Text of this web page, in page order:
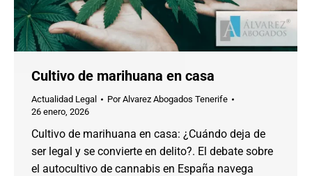
Cultivo de marihuana en casa
Actualidad Legal PorAlvarez Abogados Tenerife
26 enero, 2026
Cultivo de marihuana en casa: ¿Cuándo deja de
ser legal y se convierte en delito?. El debate sobre
el autocultivo de cannabis en España navega